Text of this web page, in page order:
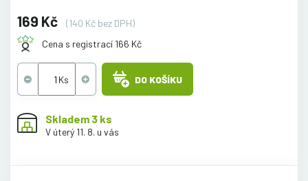
169 Kč
(140 Kč bez DPH)
Cena s registrací 166 Kč
DO KOŠÍKU
Skladem 3 ks
V úterý 11. 8. u vás